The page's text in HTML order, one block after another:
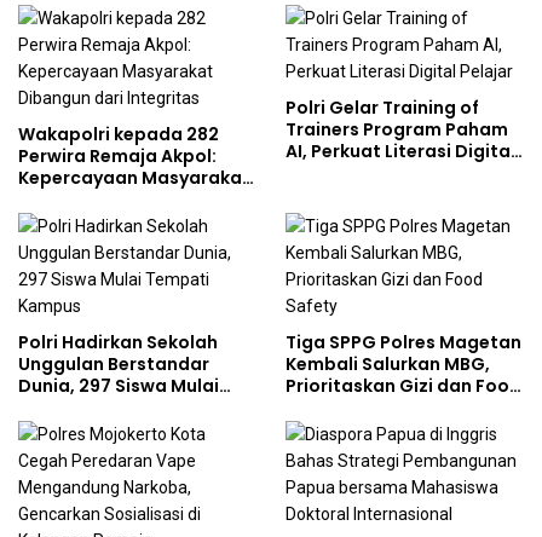
Umrah
Policing Masuki Babak
Baru
Wakapolri kepada 282
Perwira Remaja Akpol:
Kepercayaan Masyarakat
Polri Gelar Training of
Trainers Program Paham
AI, Perkuat Literasi Digital
Polri Hadirkan Sekolah
Unggulan Berstandar
Dunia, 297 Siswa Mulai
Tiga SPPG Polres Magetan
Kembali Salurkan MBG,
Prioritaskan Gizi dan Food